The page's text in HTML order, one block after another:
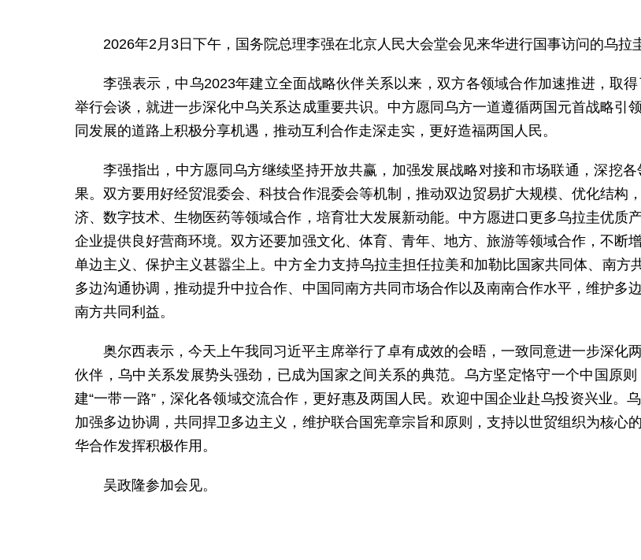
2026年2月3日下午，国务院总理李强在北京人民大会堂会见来华进行国事访问的乌拉
李强表示，中乌2023年建立全面战略伙伴关系以来，双方各领域合作加速推进，取
举行会谈，就进一步深化中乌关系达成重要共识。中方愿同乌方一道遵循两国元首战略引
同发展的道路上积极分享机遇，推动互利合作走深走实，更好造福两国人民。
李强指出，中方愿同乌方继续坚持开放共赢，加强发展战略对接和市场联通，深挖
果。双方要用好经贸混委会、科技合作混委会等机制，推动双边贸易扩大规模、优化结构
济、数字技术、生物医药等领域合作，培育壮大发展新动能。中方愿进口更多乌拉圭优质
企业提供良好营商环境。双方还要加强文化、体育、青年、地方、旅游等领域合作，不断
单边主义、保护主义甚嚣尘上。中方全力支持乌拉圭担任拉美和加勒比国家共同体、南方
多边沟通协调，推动提升中拉合作、中国同南方共同市场合作以及南南合作水平，维护多
南方共同利益。
奥尔西表示，今天上午我同习近平主席举行了卓有成效的会晤，一致同意进一步深化
伙伴，乌中关系发展势头强劲，已成为国家之间关系的典范。乌方坚定恪守一个中国原
建“一带一路”，深化各领域交流合作，更好惠及两国人民。欢迎中国企业赴乌投资兴业。
加强多边协调，共同捍卫多边主义，维护联合国宪章宗旨和原则，支持以世贸组织为核心
华合作发挥积极作用。
吴政隆参加会见。